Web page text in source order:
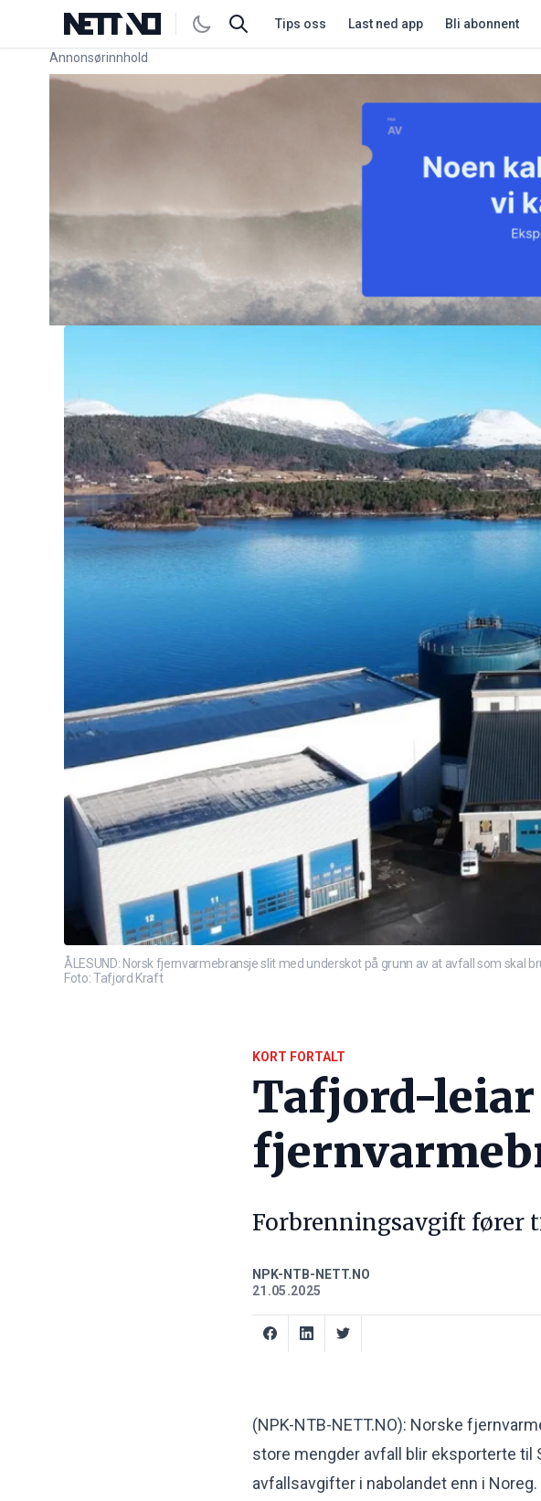
Tips oss Last ned app Bli abonnent
Annonsørinnhold
Link for annonse
ÅLESUND: Norsk fjernvarmebransje slit med underskot på grunn av at avfall som skal
Foto: Tafjord Kraft
KORT FORTALT
Tafjord-
Forbrenningsavgift fører
NPK-NTB-NETT.NO
21.05.2025
(NPK-NTB-NETT.NO): Norske
store mengder avfall blir eksporterte til
avfallsavgifter i nabolandet enn i Noreg.